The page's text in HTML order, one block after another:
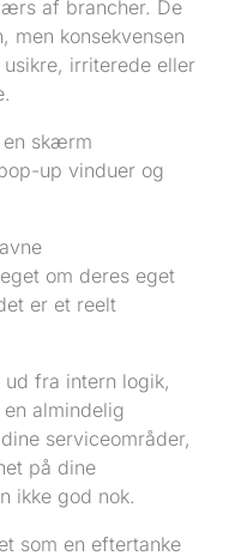
af brancher. De
men konsekvensen
irriterede eller
om deres eget
er et reelt
fra intern logik,
almindelig
serviceområder,
på dine
ikke god nok.
som en eftertanke